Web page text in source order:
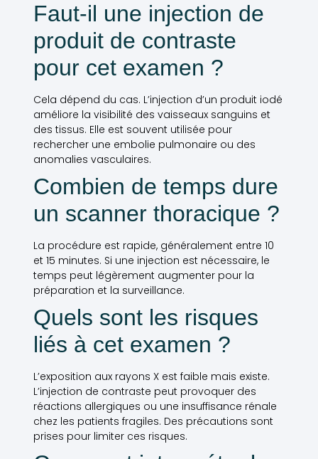
Faut-il une injection de
produit de contraste
pour cet examen ?
Cela dépend du cas. L’injection d’un produit iodé
améliore la visibilité des vaisseaux sanguins et
des tissus. Elle est souvent utilisée pour
rechercher une embolie pulmonaire ou des
anomalies vasculaires.
Combien de temps dure
un scanner thoracique ?
La procédure est rapide, généralement entre 10
et 15 minutes. Si une injection est nécessaire, le
temps peut légèrement augmenter pour la
préparation et la surveillance.
Quels sont les risques
liés à cet examen ?
L’exposition aux rayons X est faible mais existe.
L’injection de contraste peut provoquer des
réactions allergiques ou une insuffisance rénale
chez les patients fragiles. Des précautions sont
prises pour limiter ces risques.